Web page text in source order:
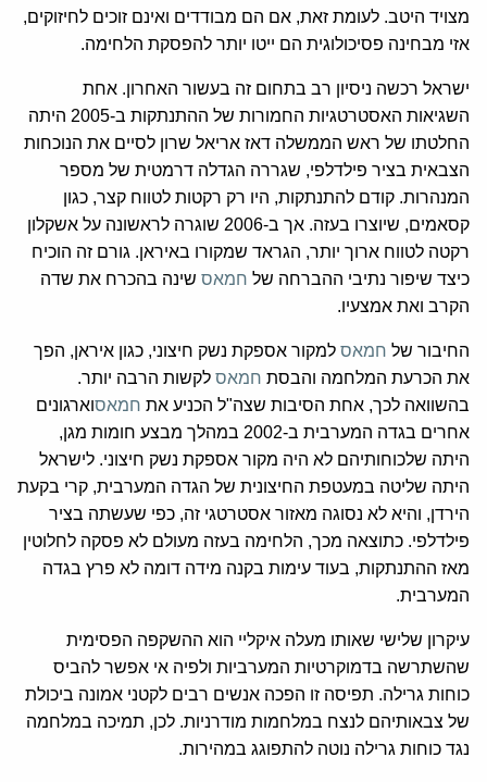
מצויד היטב. לעומת זאת, אם הם מבודדים ואינם זוכים לחיזוקים,
אזי מבחינה פסיכולוגית הם ייטו יותר להפסקת הלחימה.
ישראל רכשה ניסיון רב בתחום זה בעשור האחרון. אחת
השגיאות האסטרטגיות החמורות של ההתנתקות ב-2005 היתה
החלטתו של ראש הממשלה דאז אריאל שרון לסיים את הנוכחות
הצבאית בציר פילדלפי, שגררה הגדלה דרמטית של מספר
המנהרות. קודם להתנתקות, היו רק רקטות לטווח קצר, כגון
קסאמים, שיוצרו בעזה. אך ב-2006 שוגרה לראשונה על אשקלון
רקטה לטווח ארוך יותר, הגראד שמקורו באיראן. גורם זה הוכיח
כיצד שיפור נתיבי ההברחה של חמאס שינה בהכרח את שדה
הקרב ואת אמצעיו.
החיבור של חמאס למקור אספקת נשק חיצוני, כגון איראן, הפך
את הכרעת המלחמה והבסת חמאס לקשות הרבה יותר.
בהשוואה לכך, אחת הסיבות שצה"ל הכניע את חמאסוארגונים
אחרים בגדה המערבית ב-2002 במהלך מבצע חומות מגן,
היתה שלכוחותיהם לא היה מקור אספקת נשק חיצוני. לישראל
היתה שליטה במעטפת החיצונית של הגדה המערבית, קרי בקעת
הירדן, והיא לא נסוגה מאזור אסטרטגי זה, כפי שעשתה בציר
פילדלפי. כתוצאה מכך, הלחימה בעזה מעולם לא פסקה לחלוטין
מאז ההתנתקות, בעוד עימות בקנה מידה דומה לא פרץ בגדה
המערבית.
עיקרון שלישי שאותו מעלה איקליי הוא ההשקפה הפסימית
שהשתרשה בדמוקרטיות המערביות ולפיה אי אפשר להביס
כוחות גרילה. תפיסה זו הפכה אנשים רבים לקטני אמונה ביכולת
של צבאותיהם לנצח במלחמות מודרניות. לכן, תמיכה במלחמה
נגד כוחות גרילה נוטה להתפוגג במהירות.